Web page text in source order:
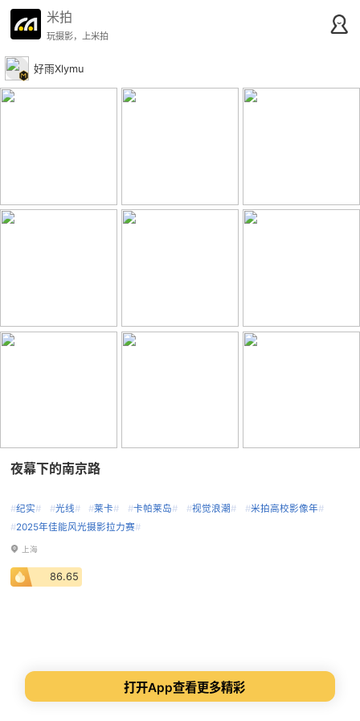
米拍
玩摄影，上米拍
好雨Xlymu
夜幕下的南京路
#纪实# #光线# #莱卡# #卡帕莱岛# #视觉浪潮# #米拍高校影像年#
#2025年佳能风光摄影拉力赛#
上海
86.65
打开App查看更多精彩